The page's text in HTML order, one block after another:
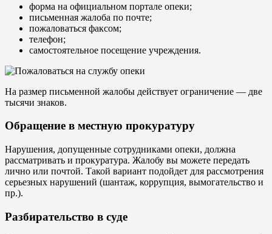
форма на официальном портале опеки;
письменная жалоба по почте;
пожаловаться факсом;
телефон;
самостоятельное посещение учреждения.
На размер письменной жалобы действует ограничение — две
тысячи знаков.
Обращение в местную прокуратуру
Нарушения, допущенные сотрудниками опеки, должна
рассматривать и прокуратура. Жалобу вы можете передать
лично или почтой. Такой вариант подойдет для рассмотрения
серьезных нарушений (шантаж, коррупция, вымогательство и
пр.).
Разбирательство в суде